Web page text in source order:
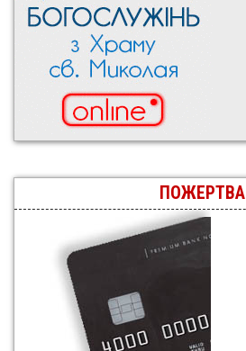
ПОЖЕРТВА